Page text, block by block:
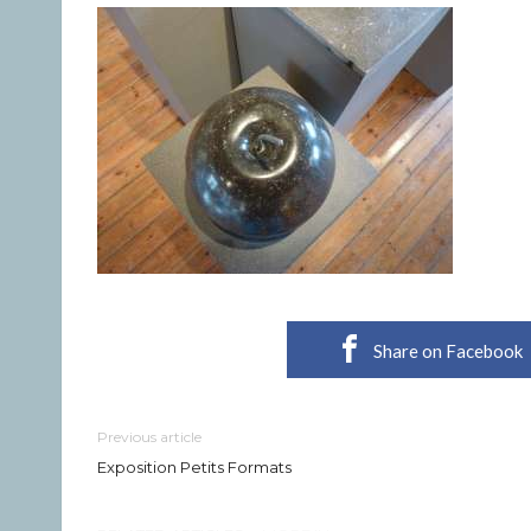
Share on Facebook
Previous article
Exposition Petits Formats